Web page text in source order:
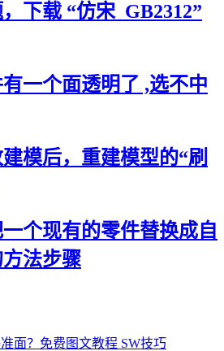
下载 “仿宋_GB2312”
一个面透明了 ,选不中
模后，重建模型的“刷
个现有的零件替换成自
法步骤
面？免费图文教程 SW技巧